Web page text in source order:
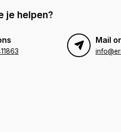
je helpen?
Mail